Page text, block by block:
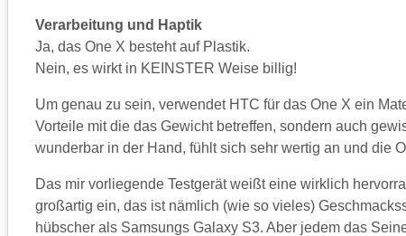
Verarbeitung und Haptik
Ja, das One X besteht auf Plastik.
Nein, es wirkt in KEINSTER Weise billig!
Um genau zu sein, verwendet HTC für das One X ein
Vorteile mit die das Gewicht betreffen, sondern auch
wunderbar in der Hand, fühlt sich sehr wertig an und die
Das mir vorliegende Testgerät weißt eine wirklich
großartig ein, das ist nämlich (wie so vieles)
hübscher als Samsungs Galaxy S3. Aber jedem das